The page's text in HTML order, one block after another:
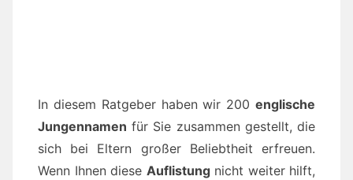
In diesem Ratgeber haben wir 200 englische
Jungennamen für Sie zusammen gestellt, die
sich bei Eltern großer Beliebtheit erfreuen.
Wenn Ihnen diese Auflistungnicht weiter hilft,